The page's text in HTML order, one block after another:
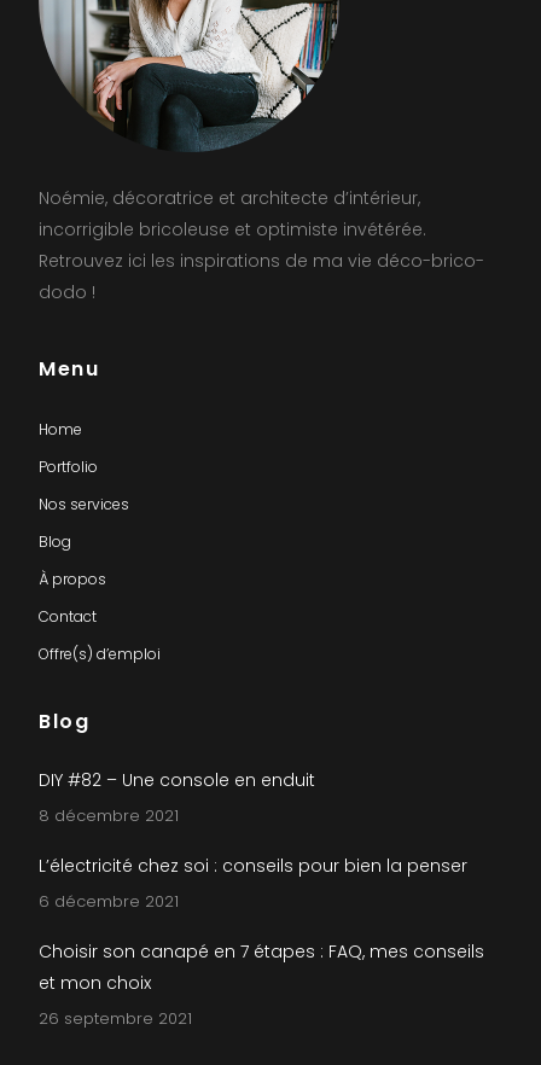
Noémie, décoratrice et architecte d’intérieur,
incorrigible bricoleuse et optimiste invétérée.
Retrouvez ici les inspirations de ma vie déco-brico-
dodo !
Menu
Home
Portfolio
Nos services
Blog
À propos
Contact
Offre(s) d’emploi
Blog
DIY #82 – Une console en enduit
8 décembre 2021
L’électricité chez soi : conseils pour bien la penser
6 décembre 2021
Choisir son canapé en 7 étapes : FAQ, mes conseils
et mon choix
26 septembre 2021